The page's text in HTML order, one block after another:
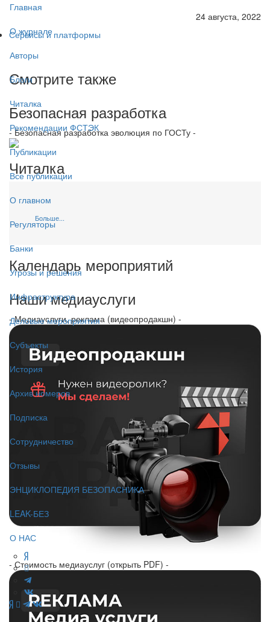
Главная
О журнале
Авторы
Блоги
Читалка
Рекомендации ФСТЭК
Публикации
Все публикации
О главном
Регуляторы
Банки
Угрозы и решения
Инфраструктура
Деловые мероприятия
Субъекты
История
Архив номеров
Подписка
Сотрудничество
Отзывы
ЭНЦИКЛОПЕДИЯ БЕЗОПАСНИКА
LEAK-БЕЗ
О НАС
24 августа, 2022
Сервисы и платформы
Смотрите также
Безопасная разработка
- Безопасная разработка эволюция по ГОСТу -
Читалка
Больше...
Календарь мероприятий
Наши медиауслуги
- Медиауслуги, реклама (видеопродакшн) -
- Стоимость медиауслуг (открыть PDF) -